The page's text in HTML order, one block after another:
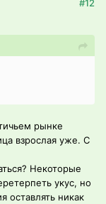
#12
рынке
взрослая уже. С
Некоторые
укус, но
оставлять никак